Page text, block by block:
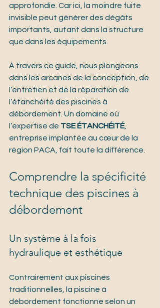
approfondie. Car ici, la moindre fuite
invisible peut générer des dégâts
importants, autant dans la structure
que dans les équipements.
À travers ce guide, nous plongeons
dans les arcanes de la conception, de
l’entretien et de la réparation de
l’étanchéité des piscines à
débordement. Un domaine où
l’expertise de TSE ÉTANCHÉITÉ,
entreprise implantée au cœur de la
région PACA, fait toute la différence.
Comprendre la spécificité
technique des piscines à
débordement
Un système à la fois
hydraulique et esthétique
Contrairement aux piscines
traditionnelles, la piscine à
débordement fonctionne selon un